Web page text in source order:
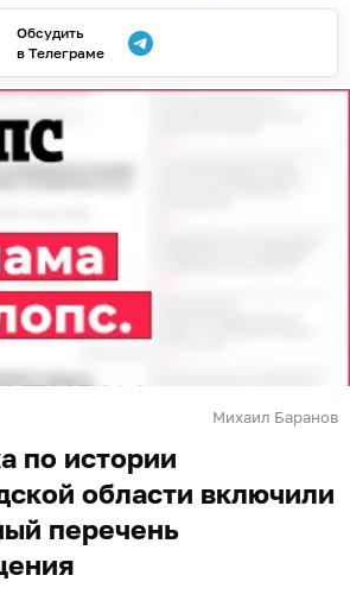
Обсудить
в Телеграме
Михаил Баранов
по истории
области включили
перечень